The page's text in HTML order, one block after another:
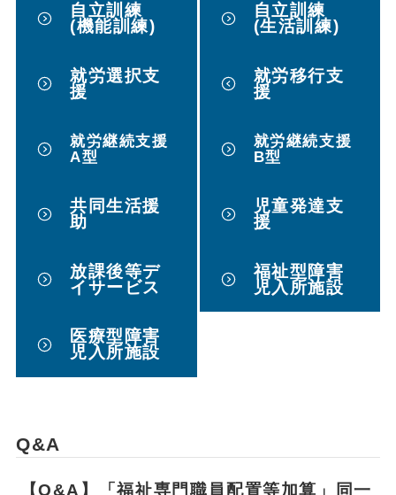
自立訓練
(機能訓練)
自立訓練
(生活訓練)
就労選択支
援
就労移行支
援
就労継続支援
A型
就労継続支援
B型
共同生活援
助
児童発達支
援
放課後等デ
イサービス
福祉型障害
児入所施設
医療型障害
児入所施設
Q&A
【Q&A】「福祉専門職員配置等加算」同一